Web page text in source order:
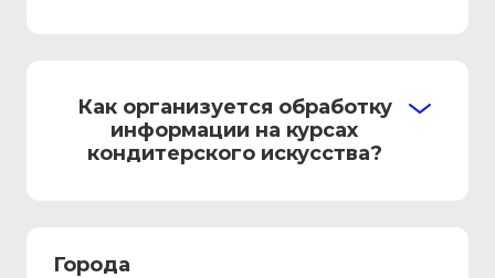
Как организуется обработку
информации на курсах
кондитерского искусства?
Города